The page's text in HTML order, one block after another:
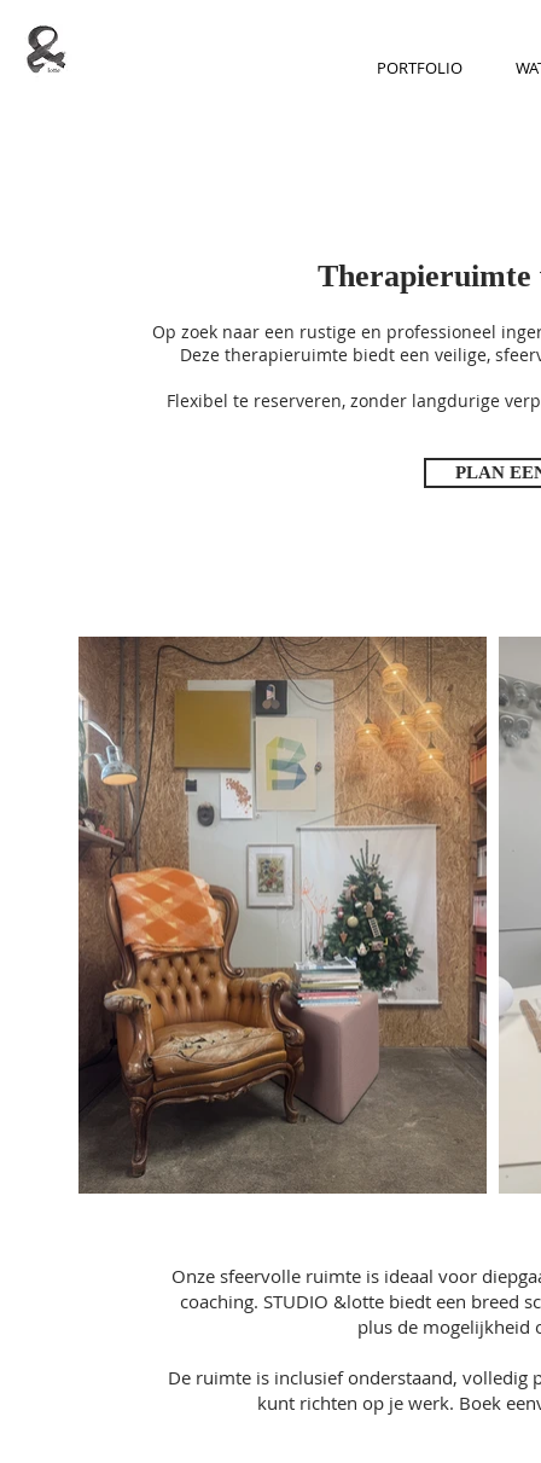
PORTFOLIO
Therapieruimte
Op zoek naar een rustige en professioneel
Deze therapieruimte biedt een veilige,
Flexibel te reserveren, zonder langdurige
PLAN
Onze sfeervolle ruimte is ideaal voor
coaching. STUDIO &lotte biedt een breed
plus de mogelijkheid
De ruimte is inclusief onderstaand, volledig
kunt richten op je werk. Boek